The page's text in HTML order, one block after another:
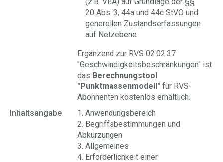
20 Abs. 3, 44a und 44c StVO und
generellen Zustandserfassungen
auf Netzebene
Ergänzend zur RVS 02.02.37
"Geschwindigkeitsbeschränkungen" ist
das Berechnungstool
"Punktmassenmodell" für RVS-
Abonnenten kostenlos erhältlich.
Inhaltsangabe
1. Anwendungsbereich
2. Begriffsbestimmungen und
Abkürzungen
3. Allgemeines
4. Erforderlichkeit einer